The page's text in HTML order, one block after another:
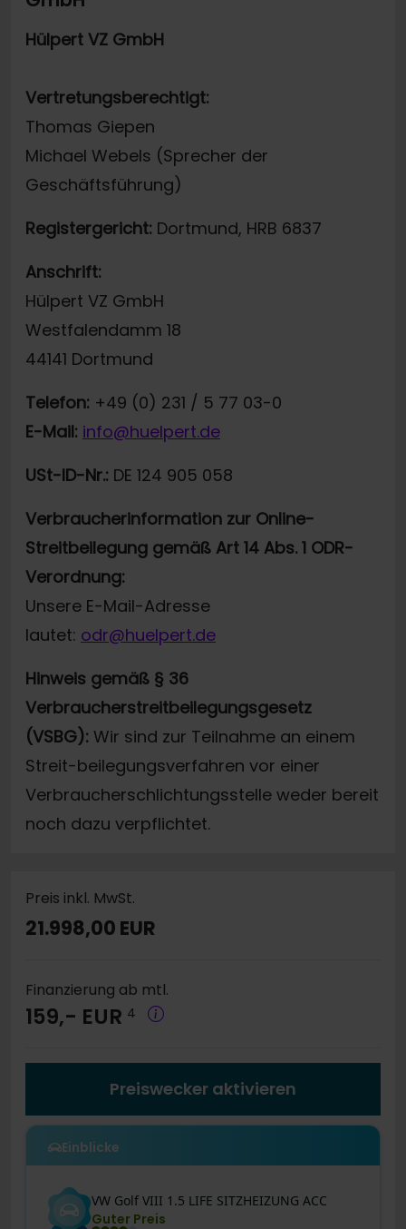
Hülpert VZ GmbH
Vertretungsberechtigt:
Thomas Giepen
Michael Webels (Sprecher der
Geschäftsführung)
Registergericht: Dortmund, HRB 6837
Anschrift:
Hülpert VZ GmbH
Westfalendamm 18
44141 Dortmund
Telefon: +49 (0) 231 / 5 77 03-0
E-Mail: info@huelpert.de
USt-ID-Nr.: DE 124 905 058
Verbraucherinformation zur Online-
Streitbeilegung gemäß Art 14 Abs. 1 ODR-
Verordnung:
Unsere E-Mail-Adresse
lautet: odr@huelpert.de
Hinweis gemäß § 36
Verbraucherstreitbeilegungsgesetz
(VSBG): Wir sind zur Teilnahme an einem
Streit-beilegungsverfahren vor einer
Verbraucherschlichtungsstelle weder bereit
noch dazu verpflichtet.
Preis inkl. MwSt.
21.998,00 EUR
Finanzierung ab mtl.
159,- EUR 4
Preiswecker aktivieren
Einblicke
VW Golf VIII 1.5 LIFE SITZHEIZUNG ACC
Guter Preis